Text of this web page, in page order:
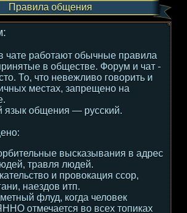
Правила общения
чате работают обычные правила
в обществе. Форум и чат -
То, что невежливо говорить и
местах, запрещено на
общения — русский.
высказывания в адрес
травля людей.
и провокация ссор,
наездов итп.
флуд, когда человек
отмечается во всех топиках